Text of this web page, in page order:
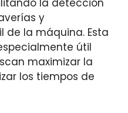
la detección
y
de la máquina. Esta
útil
maximizar la
los tiempos de